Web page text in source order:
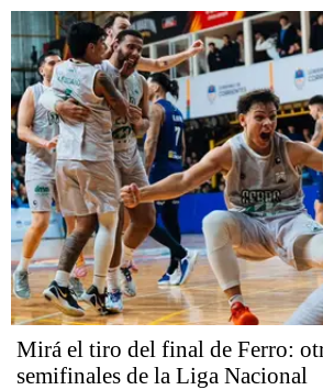
Mirá el tiro del final de Ferro:
semifinales de la Liga Nacional